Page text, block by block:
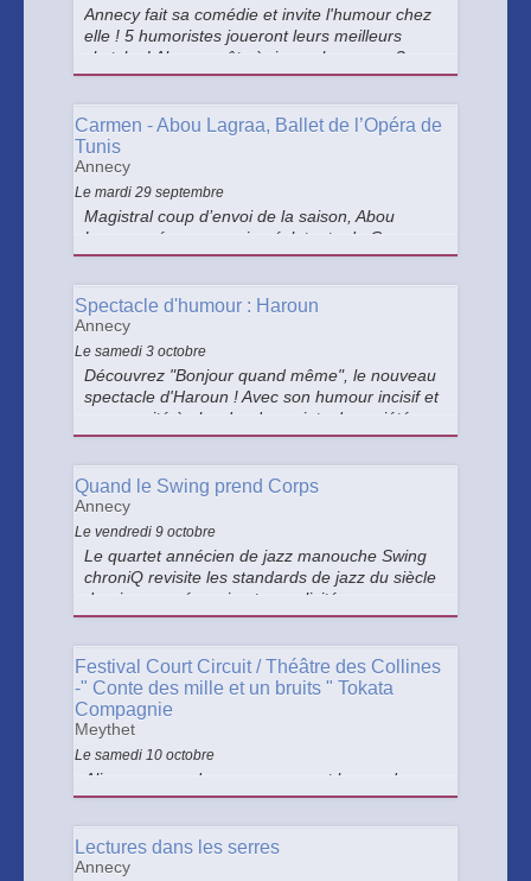
Annecy fait sa comédie et invite l'humour chez
elle ! 5 humoristes joueront leurs meilleurs
sketchs ! Alors... prêts à rire un bon coup ?
Carmen - Abou Lagraa, Ballet de l’Opéra de
Tunis
Annecy
Le mardi 29 septembre
Magistral coup d’envoi de la saison, Abou
Lagraa crée une version éclatante de Carmen
pour le Ballet de l’Opéra de Tunis. Il veut les
sensuels et rayonnants.
Spectacle d'humour : Haroun
Annecy
Le samedi 3 octobre
Découvrez "Bonjour quand même", le nouveau
spectacle d'Haroun ! Avec son humour incisif et
sa capacité à aborder des sujets de société,
Haroun nous invite à rire et à réfléchir sur le
Quand le Swing prend Corps
Annecy
Le vendredi 9 octobre
Le quartet annécien de jazz manouche Swing
chroniQ revisite les standards de jazz du siècle
dernier avec énergie et complicité.
Festival Court Circuit / Théâtre des Collines
-" Conte des mille et un bruits " Tokata
Compagnie
Meythet
Le samedi 10 octobre
Ali, amoureux des sons, parcourt le monde en
musique. Ses percussions transforment gestes
musical invite petits et grands à une exploration
poétique entre nature, rythmes du monde et
Lectures dans les serres
Annecy